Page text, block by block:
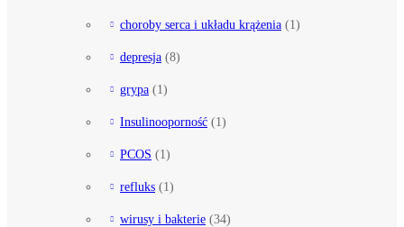
choroby serca i układu krążenia (1)
depresja (8)
grypa (1)
Insulinooporność (1)
PCOS (1)
refluks (1)
wirusy i bakterie (34)